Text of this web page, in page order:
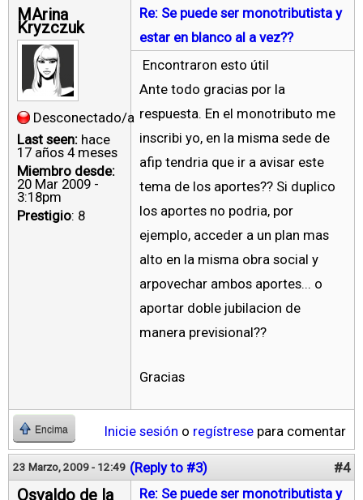
MArina
Kryzczuk
Desconectado/a
Last seen: hace
17 años 4 meses
Miembro desde:
20 Mar 2009 -
3:18pm
Prestigio: 8
Re: Se puede ser monotributista y
estar en blanco al a vez??
Encontraron esto útil
Ante todo gracias por la
respuesta. En el monotributo me
inscribi yo, en la misma sede de
afip tendria que ir a avisar este
tema de los aportes?? Si duplico
los aportes no podria, por
ejemplo, acceder a un plan mas
alto en la misma obra social y
arpovechar ambos aportes... o
aportar doble jubilacion de
manera previsional??
Gracias
Encima Inicie sesión o regístrese para comentar
23 Marzo, 2009 - 12:49 (Reply to #3) #4
Osvaldo de la
Re: Se puede ser monotributista y